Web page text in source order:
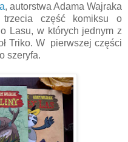
, autorstwa Adama Wajraka
część komiksu o
Lasu, w których jednym z
Triko. W pierwszej części
szeryfa.